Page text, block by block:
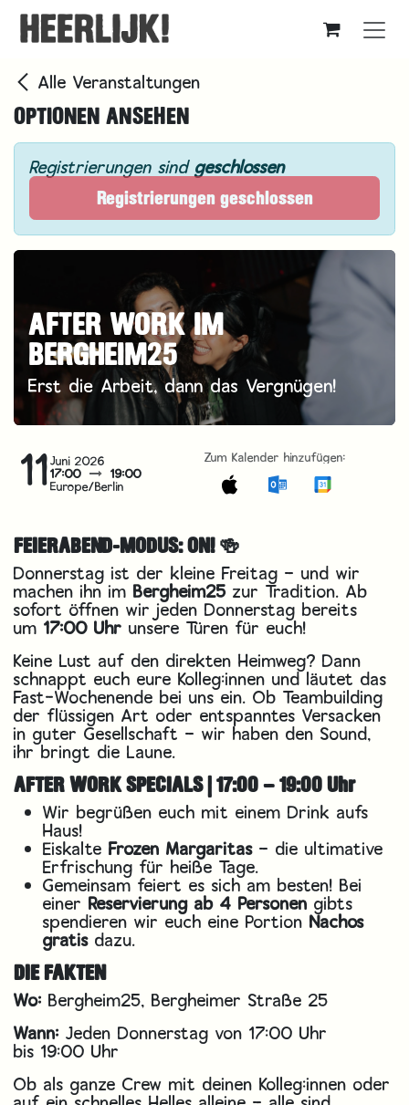
Zum Inhalt springen
Alle Veranstaltungen
OPTIONEN ANSEHEN
Registrierungen sind geschlossen
Registrierungen geschlossen
AFTER WORK IM
BERGHEIM25
Erst die Arbeit, dann das Vergnügen!
11Juni 2026
17:00 19:00
Europe/Berlin
Zum Kalender hinzufügen:
FEIERABEND-MODUS: ON! 🍻
Donnerstag ist der kleine Freitag – und wir
machen ihn im Bergheim25 zur Tradition. Ab
sofort öffnen wir jeden Donnerstag bereits
um 17:00 Uhr unsere Türen für euch!
Keine Lust auf den direkten Heimweg? Dann
schnappt euch eure Kolleg:innen und läutet das
Fast-Wochenende bei uns ein. Ob Teambuilding
der flüssigen Art oder entspanntes Versacken
in guter Gesellschaft – wir haben den Sound,
ihr bringt die Laune.
AFTER WORK SPECIALS | 17:00 – 19:00 Uhr
Wir begrüßen euch mit einem Drink aufs
Haus!
Eiskalte Frozen Margaritas – die ultimative
Erfrischung für heiße Tage.
Gemeinsam feiert es sich am besten! Bei
einer Reservierung ab 4 Personen gibts
spendieren wir euch eine Portion Nachos
gratis dazu.
DIE FAKTEN
Wo: Bergheim25, Bergheimer Straße 25
Wann: Jeden Donnerstag von 17:00 Uhr
bis 19:00 Uhr
Ob als ganze Crew mit deinen Kolleg:innen oder